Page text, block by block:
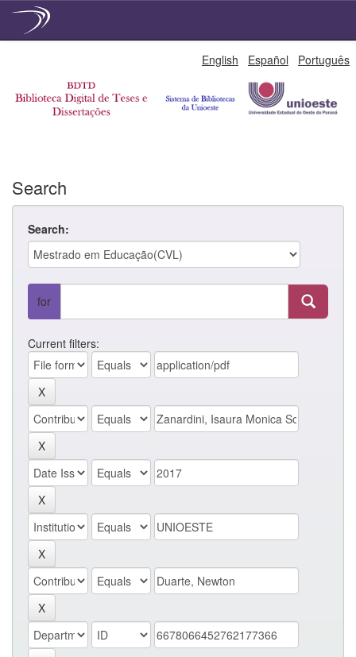
English Español Português
Search
Search:
for
Current filters: